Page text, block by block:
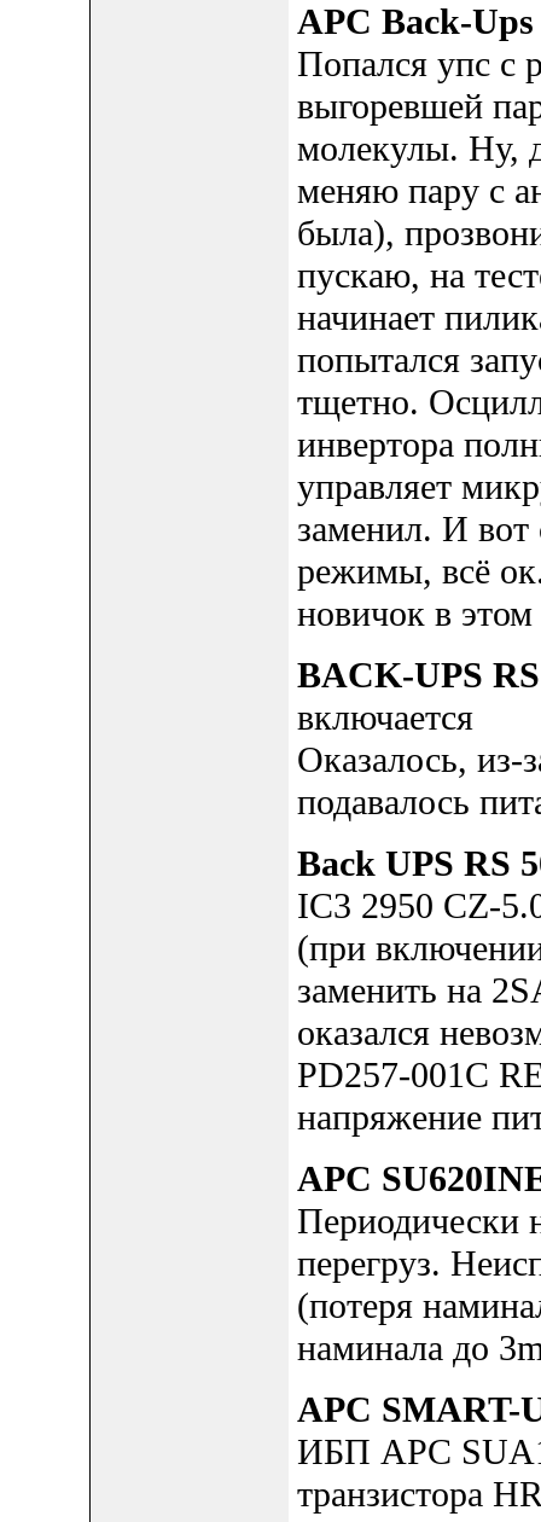
APC Back-Ups
Попался упс с
выгоревшей
молекулы. Ну,
меняю пару с
была),
пускаю, на
начинает
попытался
тщетно.
инвертора
управляет
заменил. И вот
режимы, всё
новичок в этом
BACK-UPS
включается
Оказалось, из-
подавалось
Back UPS RS
IC3 2950 CZ-
(при
заменить на
оказался
PD257-001C
напряжение
APC
Периодически
перегруз.
(потеря
наминала до
APC SMART-
ИБП APC
транзистора